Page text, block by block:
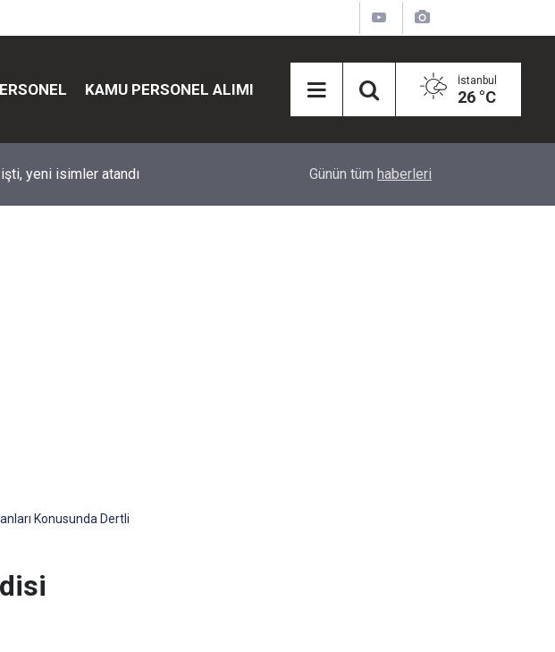
KAMU PERSONEL ALIMI İstanbul
26 °C
yeni isimler atandı Eğiti Bir Sen'den Kadınlar İçin Olay Teklif:
Günün tüm haberleri
Konusunda Dertli